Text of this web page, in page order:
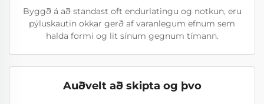
Byggð á að standast oft endurlatingu og notkun, eru
pýluskautin okkar gerð af varanlegum efnum sem
halda formi og lit sínum gegnum tímann.
Auðvelt að skipta og þvo